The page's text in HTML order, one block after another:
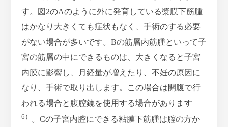
す。図2のAのように外に発育している漿膜下筋腫
はかなり大きくても症状もなく、手術のする必要
がない場合が多いです。Bの筋層内筋腫といって子
宮の筋層の中にできるものは、大きくなると子宮
内膜に影響し、月経量が増えたり、不妊の原因に
なり、手術で取り出します。この場合は開腹で行
われる場合と腹腔鏡を使用する場合があります
6） 。Cの子宮内腔にできる粘膜下筋腫は腟の方か